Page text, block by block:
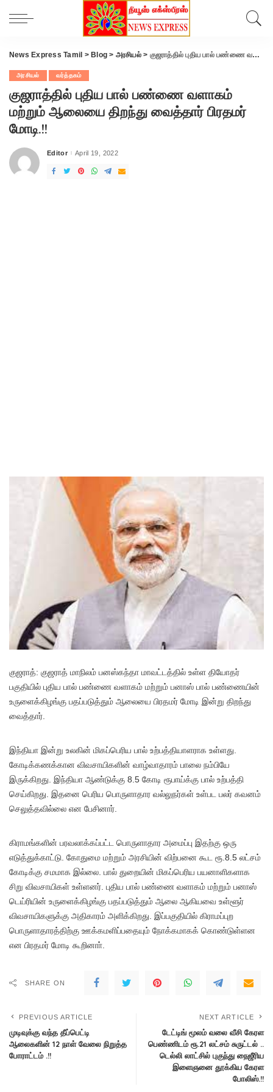
News Express Tamil > Blog > அரசியல்> குஜராத்தில் புதிய பால் பண்ணை வளாகம் மற்றும் ஆலையை திறந்து வைத்தார் பிரதமர் மோடி.!!
அரசியல் வர்த்தகம்
குஜராத்தில் புதிய பால் பண்ணை வளாகம்
மற்றும் ஆலையை திறந்து வைத்தார் பிரதமர்
மோடி.!!
Posted
Editor April 19, 2022
குஜராத்: குஜராத் மாநிலம் பனஸ்கந்தா மாவட்டத்தில் உள்ள தியோதர்
பகுதியில் புதிய பால் பண்ணை வளாகம் மற்றும் பனாஸ் பால் பண்ணையின்
உருளைக்கிழங்கு பதப்படுத்தும் ஆலையை பிரதமர் மோடி இன்று திறந்து
வைத்தார்.
இந்தியா இன்று உலகின் மிகப்பெரிய பால் உற்பத்தியாளராக உள்ளது.
கோடிக்கணக்கான விவசாயிகளின் வாழ்வாதாரம் பாலை நம்பியே
இருக்கிறது. இந்தியா ஆண்டுக்கு 8.5 கோடி ரூபாய்க்கு பால் உற்பத்தி
செய்கிறது. இதனை பெரிய பொருளாதார வல்லுநர்கள் உள்பட பலர் கவனம்
செலுத்தவில்லை என பேசினார்.
கிராமங்களின் பரவலாக்கப்பட்ட பொருளாதார அமைப்பு இதற்கு ஒரு
எடுத்துக்காட்டு. கோதுமை மற்றும் அரசியின் விற்பனை கூட ரூ.8.5 லட்சம்
கோடிக்கு சமமாக இல்லை. பால் துறையின் மிகப்பெரிய பயனாளிகளாக
சிறு விவசாயிகள் உள்ளனர். புதிய பால் பண்ணை வளாகம் மற்றும் பனாஸ்
டெய்ரியின் உருளைக்கிழங்கு பதப்படுத்தும் ஆலை ஆகியவை உள்ளூர்
விவசாயிகளுக்கு அதிகாரம் அளிக்கிறது. இப்பகுதியில் கிராமப்புற
பொருளாதாரத்திற்கு ஊக்கமளிப்பதையும் நோக்கமாகக் கொண்டுள்ளன
என பிரதமர் மோடி கூறினாா்.
SHARE ON
PREVIOUS ARTICLE
முடிவுக்கு வந்த தீப்பெட்டி
ஆலைகளின் 12 நாள் வேலை நிறுத்த
போராட்டம் .!!
NEXT ARTICLE
டேட்டிங் மூலம் வலை வீசி கேரள
பெண்ணிடம் ரூ.21 லட்சம் சுருட்டல் ..
டெல்லி லாட்சில் புகுந்து நைஜீரிய
இளைஞனை தூக்கிய கேரள
போலிஸ்.!!